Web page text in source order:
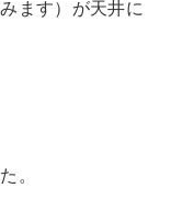
ます）が天井に
。